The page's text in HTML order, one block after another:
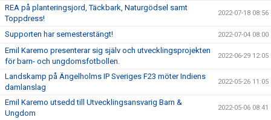
REA på planteringsjord, Täckbark, Naturgödsel samt
Toppdress!
2022-07-18 08:56
Supporten har semesterstängt! 2022-07-04 08:00
Emil Karemo presenterar sig själv och utvecklingsprojekten
för barn- och ungdomsfotbollen.
2022-06-29 12:05
Landskamp på Ängelholms IP Sveriges F23 möter Indiens
damlanslag
2022-05-26 11:05
Emil Karemo utsedd till Utvecklingsansvarig Barn &
Ungdom
2022-05-06 08:41